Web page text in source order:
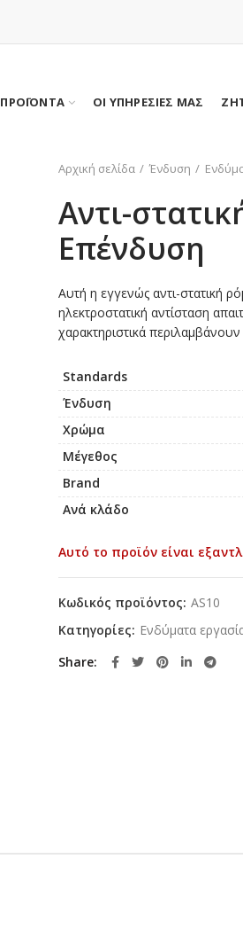
ΠΡΟΪΟΝΤΑ ΟΙ ΥΠΗΡΕΣΙΕΣ ΜΑΣ
Αρχική σελίδα Ένδυση
Αντι-
Επένδυση
Αυτή η εγγενώς αντι-στατική
ηλεκτροστατική αντίσταση
χαρακτηριστικά
Standards
Ένδυση
Χρώμα
Μέγεθος
Brand
Ανά κλάδο
Αυτό το προϊόν είναι
Κωδικός προϊόντος: AS10
Κατηγορίες: Ενδύματα
Share